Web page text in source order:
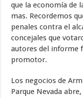
que la economía de
mas. Recordemos
penales contra el
concejales que
autores del informe
promotor.
Los negocios de
Parque Nevada